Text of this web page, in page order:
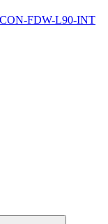
FDW-L90-INT